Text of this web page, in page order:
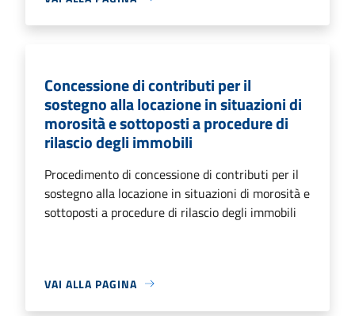
Concessione di contributi per il
sostegno alla locazione in situazioni di
morosità e sottoposti a procedure di
rilascio degli immobili
Procedimento di concessione di contributi per il
sostegno alla locazione in situazioni di morosità e
sottoposti a procedure di rilascio degli immobili
VAI ALLA PAGINA